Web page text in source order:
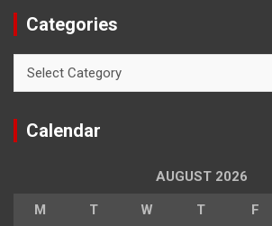
Categories
Calendar
AUGUST 2026
M T W T F